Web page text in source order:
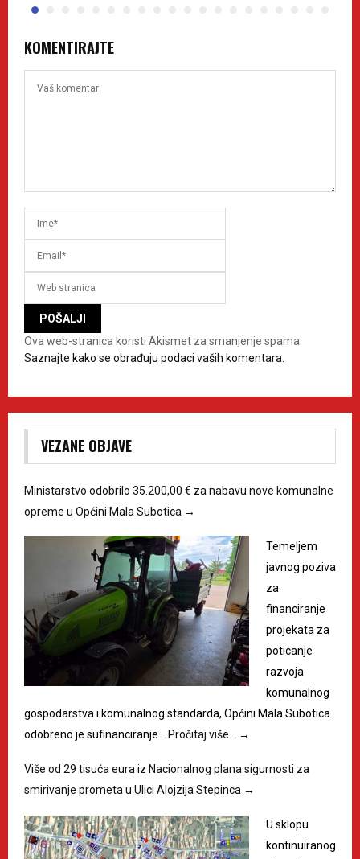
KOMENTIRAJTE
Ova web-stranica koristi Akismet za smanjenje spama.
Saznajte kako se obrađuju podaci vaših komentara.
VEZANE OBJAVE
Ministarstvo odobrilo 35.200,00 € za nabavu nove komunalne
opreme u Općini Mala Subotica →
Temeljem
javnog poziva
za
financiranje
projekata za
poticanje
razvoja
komunalnog
gospodarstva i komunalnog standarda, Općini Mala Subotica
odobreno je sufinanciranje… Pročitaj više… →
Više od 29 tisuća eura iz Nacionalnog plana sigurnosti za
smirivanje prometa u Ulici Alojzija Stepinca →
U sklopu
kontinuiranog